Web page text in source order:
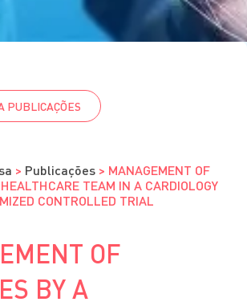
PUBLICAÇÕES
> Publicações > MANAGEMENT OF
TEAM IN A CARDIOLOGY
CONTROLLED TRIAL
OF
BY A